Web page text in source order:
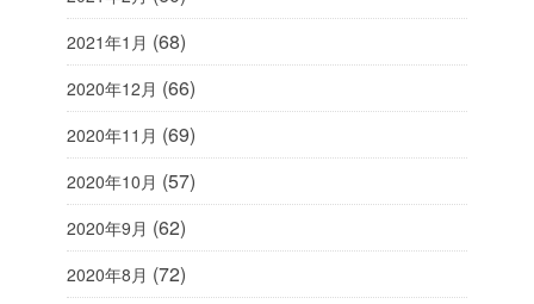
2021年1月 (68)
2020年12月 (66)
2020年11月 (69)
2020年10月 (57)
2020年9月 (62)
2020年8月 (72)